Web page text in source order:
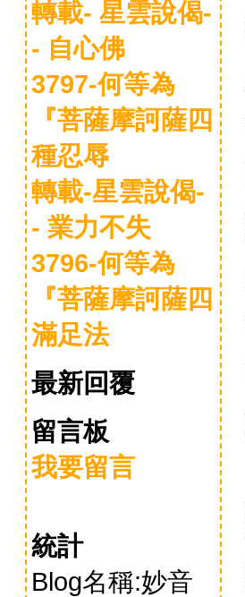
轉載- 星雲說偈-
- 自心佛
3797-何等為
『菩薩摩訶薩四
種忍辱
轉載-星雲說偈-
- 業力不失
3796-何等為
『菩薩摩訶薩四
滿足法
最新回覆
留言板
我要留言
統計
Blog名稱:妙音